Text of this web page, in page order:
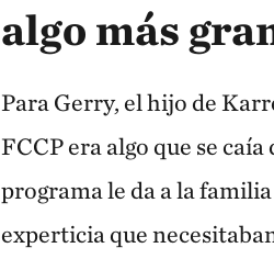
algo más
Para Gerry, el hijo de
FCCP era algo que se
programa le da a la
experticia que